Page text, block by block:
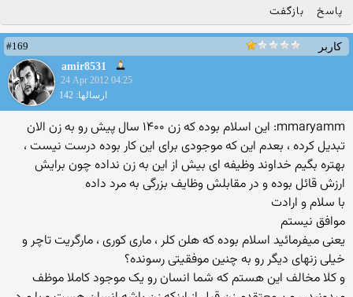
پاسخ بازگفت
کاربر
#169
amir8531
24 Apr 2012 04:25
ارسالها: 142
mmaryamm: این اسلام بوده که زن ۱۴۰۰ سال پیش رو به زن الان
تبدیل کرده ، بعدم این که موجودی برای این کار بوده درست نیست ،
بهتره بگیم خداوند وظیفه ای بیش از این به زن نداده چون برایش
ارزش قائل بوده و در مقابلش وظایف بزرگی به مرد داده
با سلام و ارادت
موافق نیستم
یعنی میفرمائید اسلام بوده که هلن کلر ، ماری کوری ، مارگریت تاچر و
خیلی زنهای دیگر رو به چنین موفقیتی رسونده؟
و کلا مخالف این هستم که شما انسان رو یک موجود کاملا موظف